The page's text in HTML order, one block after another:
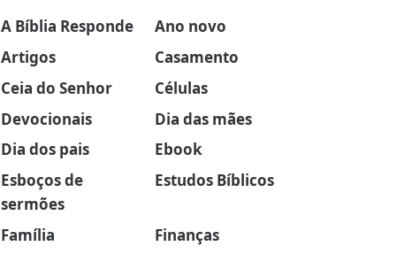
A Bíblia Responde
Ano novo
Artigos
Casamento
Ceia do Senhor
Células
Devocionais
Dia das mães
Dia dos pais
Ebook
Esboços de
sermões
Estudos Bíblicos
Família
Finanças